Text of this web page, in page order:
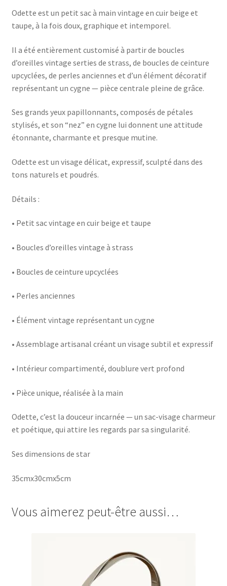
Odette est un petit sac à main vintage en cuir beige et
taupe, à la fois doux, graphique et intemporel.
Il a été entièrement customisé à partir de boucles
d’oreilles vintage serties de strass, de boucles de ceinture
upcyclées, de perles anciennes et d’un élément décoratif
représentant un cygne — pièce centrale pleine de grâce.
Ses grands yeux papillonnants, composés de pétales
stylisés, et son “nez” en cygne lui donnent une attitude
étonnante, charmante et presque mutine.
Odette est un visage délicat, expressif, sculpté dans des
tons naturels et poudrés.
Détails :
• Petit sac vintage en cuir beige et taupe
• Boucles d’oreilles vintage à strass
• Boucles de ceinture upcyclées
• Perles anciennes
• Élément vintage représentant un cygne
• Assemblage artisanal créant un visage subtil et expressif
• Intérieur compartimenté, doublure vert profond
• Pièce unique, réalisée à la main
Odette, c’est la douceur incarnée — un sac-visage charmeur
et poétique, qui attire les regards par sa singularité.
Ses dimensions de star
35cmx30cmx5cm
Vous aimerez peut-être aussi…